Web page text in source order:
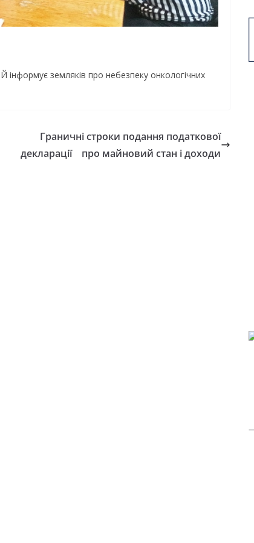
інформує земляків про небезпеку онкологічних
Граничні строки подання податкової
декларації про майновий стан і доходи